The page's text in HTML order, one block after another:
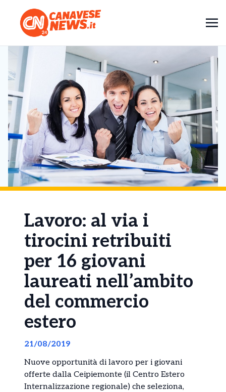
Lavoro: al via i
tirocini retribuiti
per 16 giovani
laureati nell’ambito
del commercio
estero
21/08/2019
Nuove opportunità di lavoro per i giovani
offerte dalla Ceipiemonte (il Centro Estero
Internalizzazione regionale) che seleziona,